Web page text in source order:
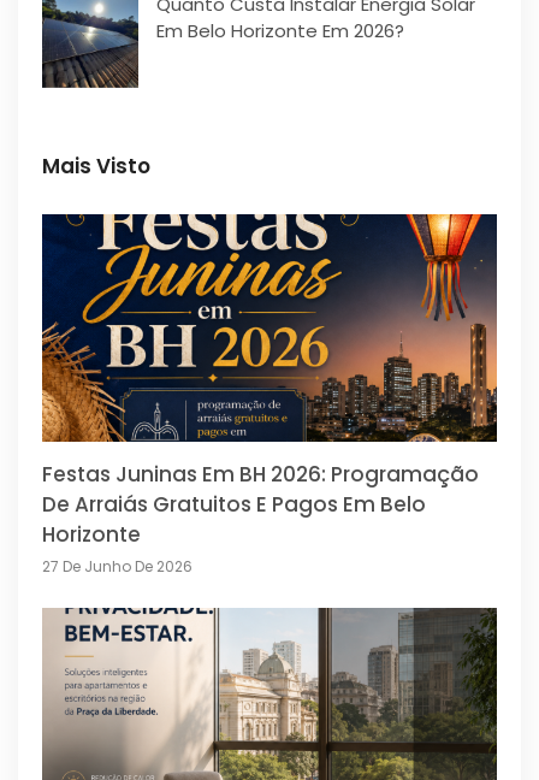
Em Belo Horizonte Em 2026?
Mais Visto
Festas Juninas Em BH 2026: Programação
De Arraiás Gratuitos E Pagos Em Belo
Horizonte
27 De Junho De 2026